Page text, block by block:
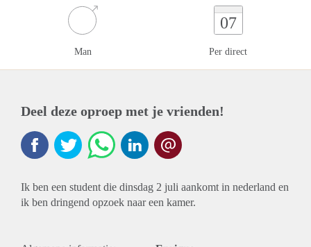
Man
07
Per direct
Deel deze oproep met je vrienden!
Ik ben een student die dinsdag 2 juli aankomt in nederland en
ik ben dringend opzoek naar een kamer.